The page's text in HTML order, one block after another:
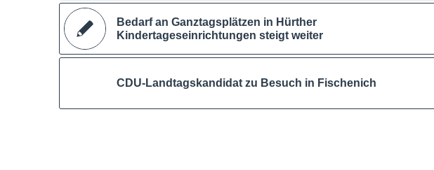
Bedarf an Ganztagsplätzen in Hürther
Kindertageseinrichtungen steigt weiter
CDU-Landtagskandidat zu Besuch in Fischenich